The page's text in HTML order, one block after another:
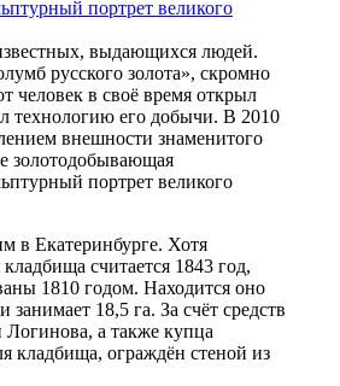
выдающихся людей.
русского золота», скромно
человек в своё время открыл
технологию его добычи. В 2010
внешности знаменитого
золотодобывающая
портрет великого
в Екатеринбурге. Хотя
считается 1843 год,
1810 годом. Находится оно
занимает 18,5 га. За счёт средств
а также купца
кладбища, ограждён стеной из